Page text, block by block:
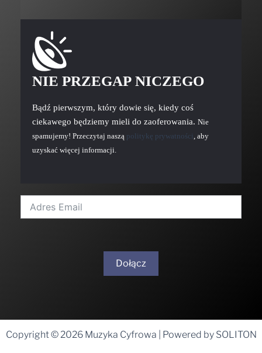
NIE PRZEGAP NICZEGO
Bądź pierwszym, który dowie się, kiedy coś
ciekawego będziemy mieli do zaoferowania. Nie
spamujemy! Przeczytaj naszą politykę prywatności, aby
uzyskać więcej informacji.
Dołącz
Copyright © 2026 Muzyka Cyfrowa | Powered by SOLITON